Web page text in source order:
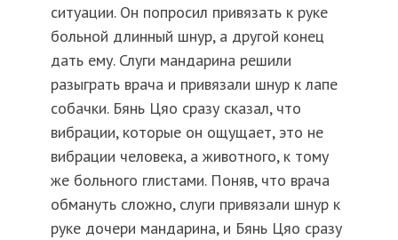
ситуации. Он попросил привязать к руке
больной длинный шнур, а другой конец
дать ему. Слуги мандарина решили
разыграть врача и привязали шнур к лапе
собачки. Бянь Цяо сразу сказал, что
вибрации, которые он ощущает, это не
вибрации человека, а животного, к тому
же больного глистами. Поняв, что врача
обмануть сложно, слуги привязали шнур к
руке дочери мандарина, и Бянь Цяо сразу